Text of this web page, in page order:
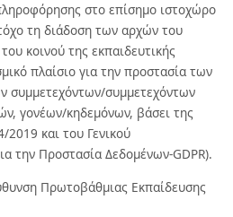
στο επίσημο ιστοχώρο
τη διάδοση των αρχών του
κοινού της εκπαιδευτικής
πλαίσιο για την προστασία των
συμμετεχόντων
γονέων/κηδεμόνων, βάσει της
2019 και του Γενικού
την Προστασία Δεδομένων-GDPR).
Πρωτοβάθμιας Εκπαίδευσης